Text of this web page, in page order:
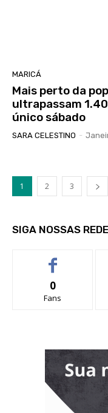
MARICÁ
Mais perto da
ultrapassam
único sábado
SARA CELESTINO -
1 2 3
SIGA NOSSAS
0
Fans